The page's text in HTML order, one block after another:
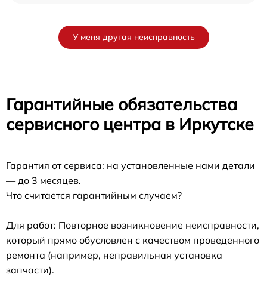
У меня другая неисправность
Гарантийные обязательства
сервисного центра в Иркутске
Гарантия от сервиса: на установленные нами детали
— до 3 месяцев.
Что считается гарантийным случаем?
Для работ: Повторное возникновение неисправности,
который прямо обусловлен с качеством проведенного
ремонта (например, неправильная установка
запчасти).